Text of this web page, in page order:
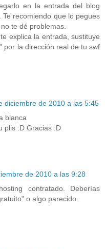
en la entrada del blog
recomiendo que lo pegues
te dé problemas.
explica la entrada, sustituye
por la dirección real de tu swf
diciembre de 2010 a las 5:45
blanca
plis :D Gracias :D
de 2010 a las 9:28
contratado. Deberías
o algo parecido.